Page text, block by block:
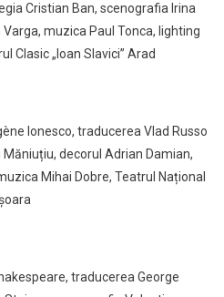
Cristian Ban, scenografia Irina
muzica Paul Tonca, lighting
Clasic „Ioan Slavici” Arad
Ionesco, traducerea Vlad Russo
decorul Adrian Damian,
Mihai Dobre, Teatrul Național
traducerea George